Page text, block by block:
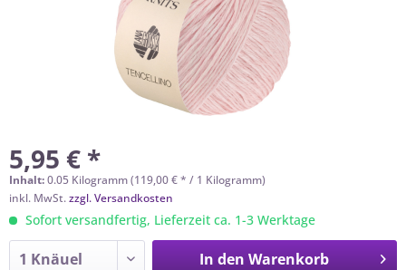
5,95 € *
Inhalt:0.05 Kilogramm (119,00 € * / 1 Kilogramm)
inkl. MwSt.zzgl. Versandkosten
Sofort versandfertig, Lieferzeit ca. 1-3 Werktage
In den Warenkorb